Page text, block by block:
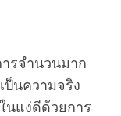
รจำนวนมาก
ป็นความจริง
นแง่ดีด้วยการ